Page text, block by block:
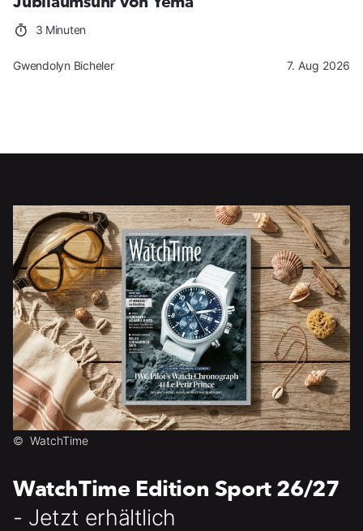
3 Minuten
Gwendolyn Bicheler 7. Aug 2026
© WatchTime
WatchTime Edition Sport 26/27
- Jetzt erhältlich